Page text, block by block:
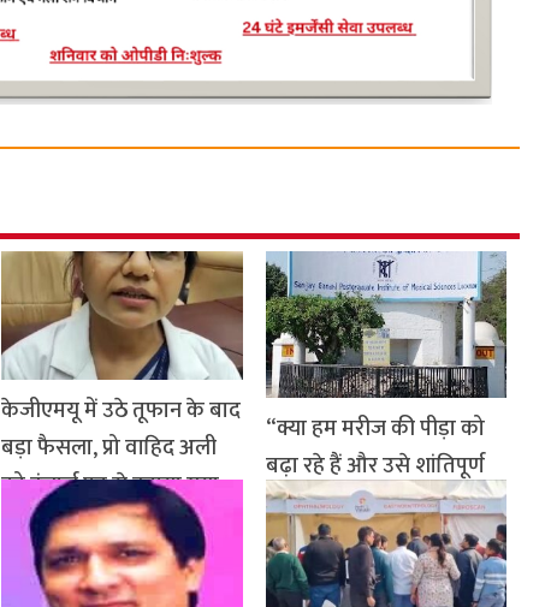
केजीएमयू में उठे तूफान के बाद
बड़ा फैसला, प्रो वाहिद अली
को इंचार्ज पद से हटाया गया
January 14, 2026- 11:49 PM
“क्या हम मरीज की पीड़ा को
बढ़ा रहे हैं और उसे शांतिपूर्ण
और गरिमापूर्ण मृत्यु से वंचित
कर रहे हैं?
January 14, 2026- 8:59 PM